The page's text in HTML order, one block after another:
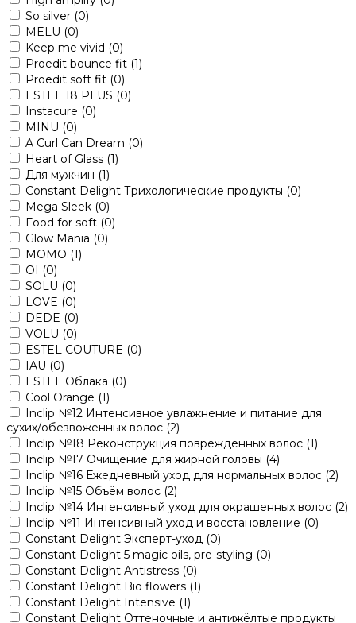
So silver (0)
MELU (0)
Keep me vivid (0)
Proedit bounce fit (1)
Proedit soft fit (0)
ESTEL 18 PLUS (0)
Instacure (0)
MINU (0)
A Curl Can Dream (0)
Heart of Glass (1)
Для мужчин (1)
Constant Delight Трихологические продукты (0)
Mega Sleek (0)
Food for soft (0)
Glow Mania (0)
MOMO (1)
OI (0)
SOLU (0)
LOVE (0)
DEDE (0)
VOLU (0)
ESTEL COUTURE (0)
IAU (0)
ESTEL Облака (0)
Cool Orange (1)
Inclip №12 Интенсивное увлажнение и питание для
сухих/обезвоженных волос (2)
Inclip №18 Реконструкция повреждённых волос (1)
Inclip №17 Очищение для жирной головы (4)
Inclip №16 Ежедневный уход для нормальных волос (2)
Inclip №15 Объём волос (2)
Inclip №14 Интенсивный уход для окрашенных волос (2)
Inclip №11 Интенсивный уход и восстановление (0)
Constant Delight Эксперт-уход (0)
Constant Delight 5 magic oils, pre-styling (0)
Constant Delight Antistress (0)
Constant Delight Bio flowers (1)
Constant Delight Intensive (1)
Constant Delight Оттеночные и антижёлтые продукты